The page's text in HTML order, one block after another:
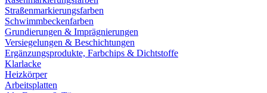
Straßenmarkierungsfarben
Schwimmbeckenfarben
Grundierungen & Imprägnierungen
Versiegelungen & Beschichtungen
Ergänzungsprodukte, Farbchips & Dichtstoffe
Klarlacke
Heizkörper
Arbeitsplatten